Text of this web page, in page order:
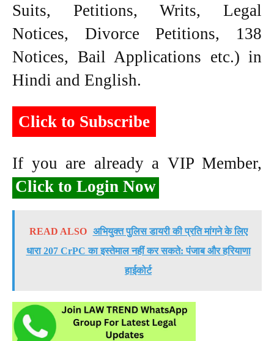
Suits, Petitions, Writs, Legal
Notices, Divorce Petitions, 138
Notices, Bail Applications etc.) in
Hindi and English.
Click to Subscribe
If you are already a VIP Member,
Click to Login Now
READ ALSO
अभियुक्त पुलिस डायरी की प्रति मांगने के लिए
धारा 207 CrPC का इस्तेमाल नहीं कर सकते: पंजाब और हरियाणा
हाईकोर्ट